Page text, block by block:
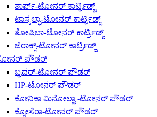
ಶಾರ್ಪ್-ಟೋನರ್ ಕಾರ್ಟ್ರಿಡ್ಜ್
ಟಾಸ್ಕಲ್ಫಾ-ಟೋನರ್ ಕಾರ್ಟ್ರಿಡ್ಜ್
ತೋಷಿಬಾ-ಟೋನರ್ ಕಾರ್ಟ್ರಿಡ್ಜ್
ಜೆರಾಕ್ಸ್-ಟೋನರ್ ಕಾರ್ಟ್ರಿಡ್ಜ್
ಪೌಡರ್
ಬ್ರದರ್-ಟೋನರ್ ಪೌಡರ್
HP-ಟೋನರ್ ಪೌಡರ್
ಕೋನಿಕಾ ಮಿನೋಲ್ಟಾ -ಟೋನರ್ ಪೌಡರ್
ಕ್ಯೋಸೆರಾ-ಟೋನರ್ ಪೌಡರ್